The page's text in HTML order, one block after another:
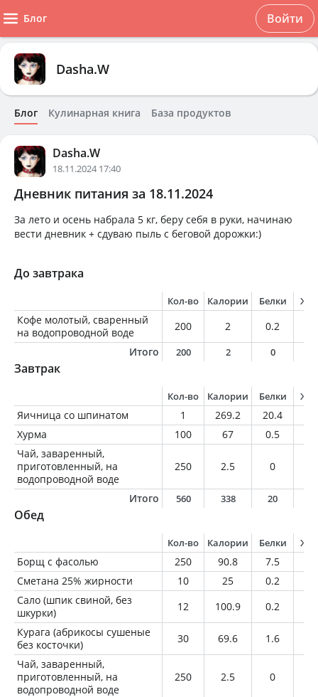
Блог Войти
Dasha.W
Блог Кулинарная книга База продуктов
Dasha.W
18.11.2024 17:40
Дневник питания за 18.11.2024
За лето и осень набрала 5 кг, беру себя в руки, начинаю
вести дневник + сдуваю пыль с беговой дорожки:)
До завтрака
Кол-во Калории Белки
Кофе молотый, сваренный
на водопроводной воде
200 2 0.2
Итого
200 2 0
Завтрак
Кол-во Калории Белки
Яичница со шпинатом 1 269.2 20.4
Хурма
100 67 0.5
Чай, заваренный,
приготовленный, на
водопроводной воде
250 2.5 0
Итого 560 338 20
Обед
Кол-во Калории Белки
Борщ с фасолью 250 90.8 7.5
Сметана 25% жирности
10 25 0.2
Сало (шпик свиной, без
шкурки)
12 100.9 0.2
Курага (абрикосы сушеные
без косточки)
30 69.6 1.6
Чай, заваренный,
приготовленный, на
водопроводной воде
250 2.5 0